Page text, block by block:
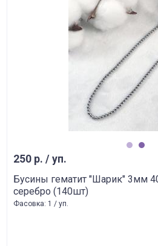
250 р. / уп.
Бусины гематит "Шарик" 3мм
серебро (140шт)
Фасовка: 1 / уп.